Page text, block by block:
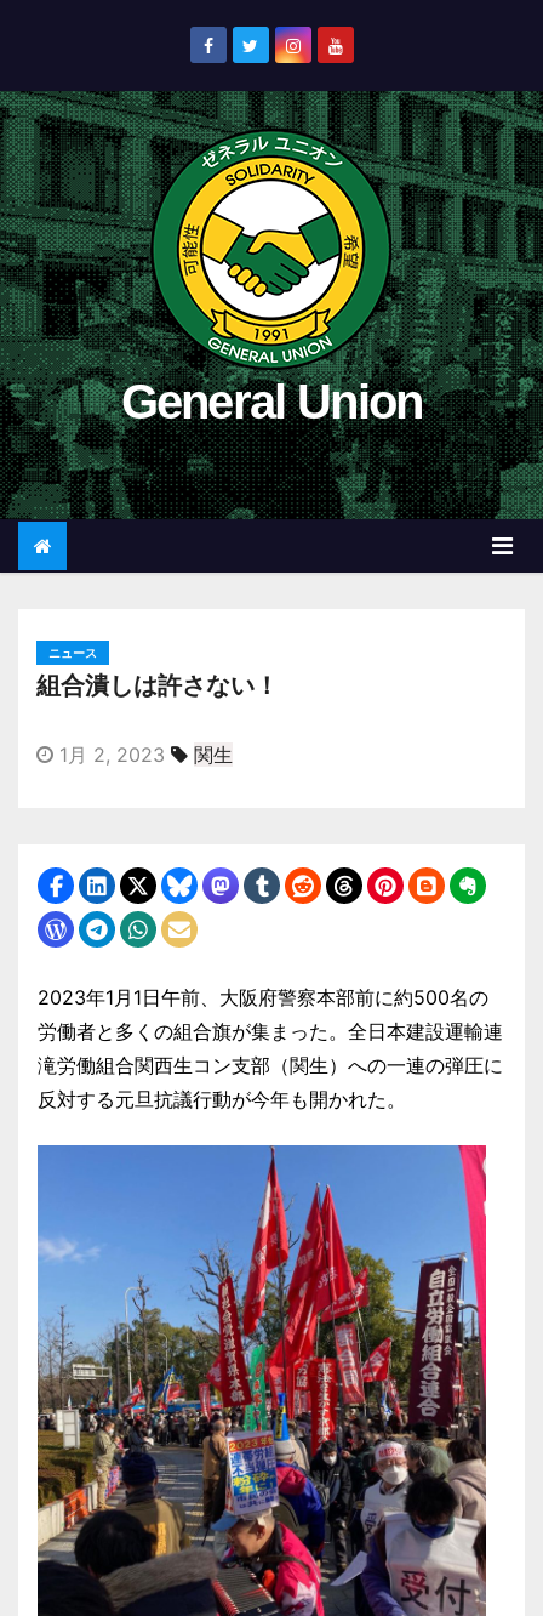
ン
ツ
へ
ス
キ
ッ
プ
General Union
ニュース
組合潰しは許さない！
1月 2, 2023 関生
2023年1月1日午前、大阪府警察本部前に約500名の
労働者と多くの組合旗が集まった。全日本建設運輸連
滝労働組合関西生コン支部（関生）への一連の弾圧に
反対する元旦抗議行動が今年も開かれた。